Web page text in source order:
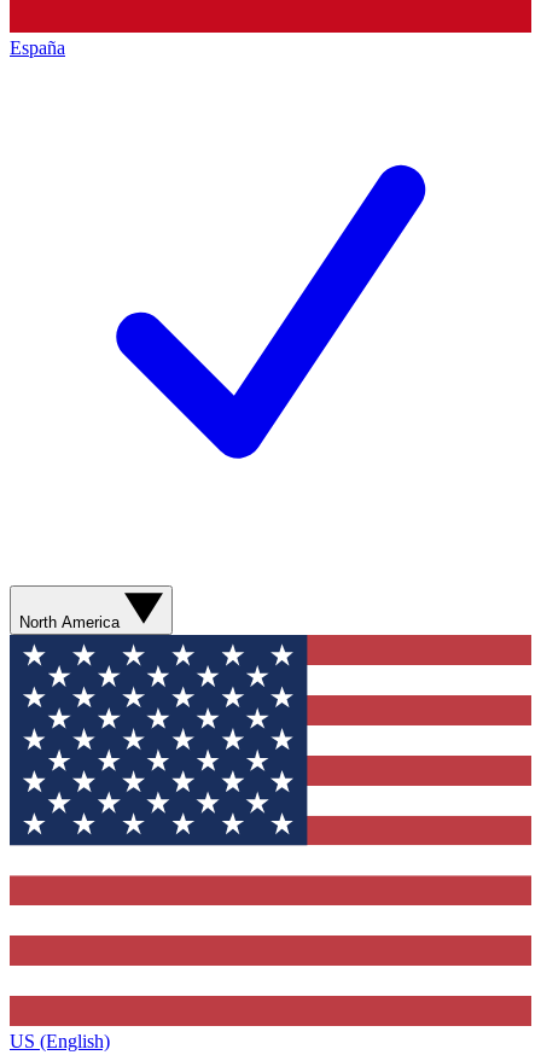
España
North America
US (English)